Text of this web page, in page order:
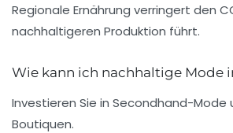
Regionale Ernährung verringert den
nachhaltigeren Produktion führt.
Wie kann ich nachhaltige Mode
Investieren Sie in Secondhand-
Boutiquen.